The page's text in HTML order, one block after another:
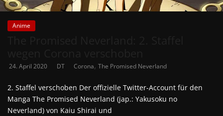
Anime
24. April 2020 DT Corona, The Promised Neverland
2. Staffel verschoben Der offizielle Twitter-Account für den
Manga The Promised Neverland (jap.: Yakusoku no
Neverland) von Kaiu Shirai und